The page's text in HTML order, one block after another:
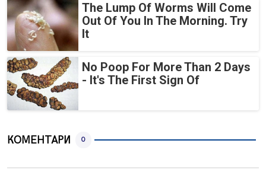
The Lump Of Worms Will Come
Out Of You In The Morning. Try
It
No Poop For More Than 2 Days
- It's The First Sign Of
КОМЕНТАРИ 0